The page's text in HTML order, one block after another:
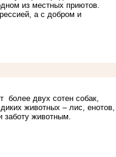
из местных приютов.
а с добром и
более двух сотен собак,
животных – лис, енотов,
заботу животным.